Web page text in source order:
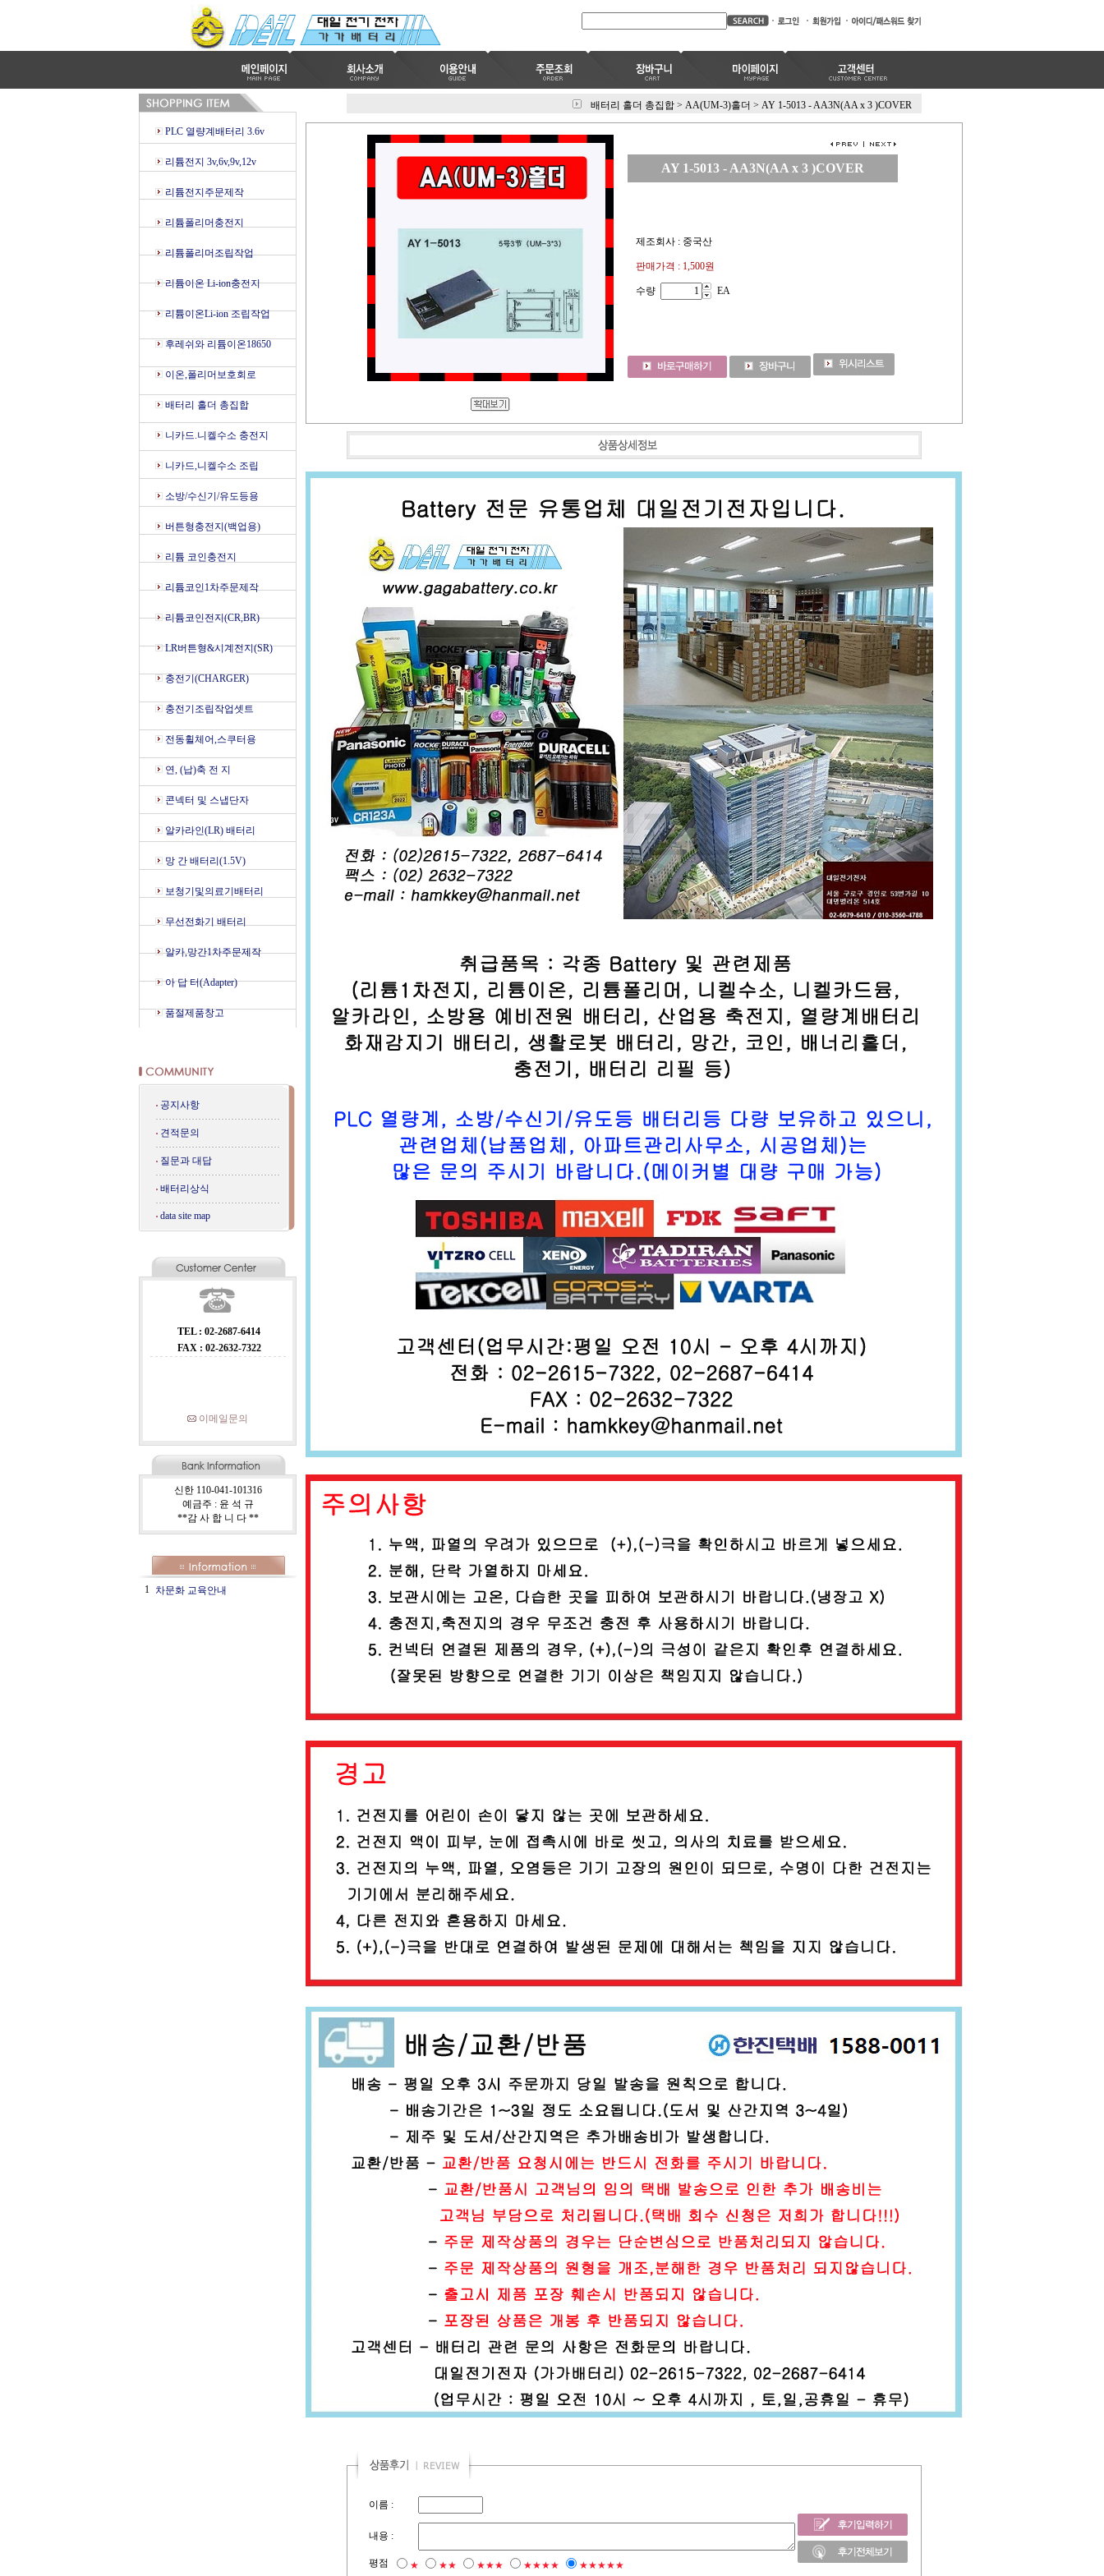
PLC 열량계배터리 3.6v
리튬전지 3v,6v,9v,12v
리튬전지주문제작
리튬폴리머충전지
리튬폴리머조립작업
리튬이온 Li-ion충전지
리튬이온Li-ion 조립작업
후레쉬와 리튬이온18650
이온,폴리머보호회로
배터리 홀더 총집합
니카드.니켈수소 충전지
니카드,니켈수소 조립
소방/수신기/유도등용
버튼형충전지(백업용)
리튬 코인충전지
리튬코인1차주문제작
리튬코인전지(CR,BR)
LR버튼형&시계전지(SR)
충전기(CHARGER)
충전기조립작업셋트
전동휠체어,스쿠터용
연, (납)축 전 지
콘넥터 및 스냅단자
알카라인(LR) 배터리
망 간 배터리(1.5V)
보청기및의료기배터리
무선전화기 배터리
알카,망간1차주문제작
아 답 터(Adapter)
품절제품창고
공지사항
견적문의
질문과 대답
배터리상식
data site map
TEL : 02-2687-6414
FAX : 02-2632-7322
이메일문의
신한 110-041-101316
예금주 : 윤 석 규
**감 사 합 니 다 **
1 차문화 교육안내
배터리 홀더 총집합 > AA(UM-3)홀더 > AY 1-5013 - AA3N(AA x 3 )COVER
AY 1-5013 - AA3N(AA x 3 )COVER
제조회사 : 중국산
판매가격 : 1,500원
수량 EA
이름 :
내용 :
평점 ★ ★★ ★★★ ★★★★ ★★★★★